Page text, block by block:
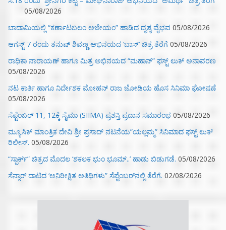
05/08/2026
ಬಾದಾಮಿಯಲ್ಲಿ “ಕರ್ಣಾಟಬಲಂ ಅಜೇಯಂ” ಹಾಡಿದ ದೃಶ್ಯ ವೈಭವ 05/08/2026
ಆಗಸ್ಟ್ 7 ರಂದು ತನುಷ್ ಶಿವಣ್ಣ ಅಭಿನಯದ ‘ಬಾಸ್’ ಚಿತ್ರ ತೆರೆಗೆ 05/08/2026
ರಾಧಿಕಾ ನಾರಾಯಣ್ ಹಾಗೂ ಮಿತ್ರ ಅಭಿನಯದ “ಮಹಾನ್” ಫಸ್ಟ್ ಲುಕ್ ಅನಾವರಣ
05/08/2026
ನಟ ಕಾರ್ತಿ ಹಾಗೂ ನಿರ್ದೇಶಕ ಮೋಹನ್ ರಾಜ ಜೋಡಿಯ ಹೊಸ ಸಿನಿಮಾ ಘೋಷಣೆ
05/08/2026
ಸೆಪ್ಟೆಂಬರ್ 11, 12ಕ್ಕೆ ಸೈಮಾ (SIIMA) ಪ್ರಶಸ್ತಿ ಪ್ರದಾನ ಸಮಾರಂಭ 05/08/2026
ಮ್ಯೂಸಿಕ್‌ ಮಾಂತ್ರಿಕ ದೇವಿ ಶ್ರೀ ಪ್ರಸಾದ್ ನಟನೆಯ”ಯಲ್ಲಮ್ಮ” ಸಿನಿಮಾದ ಫಸ್ಟ್‌ ಲುಕ್‌
ರಿಲೀಸ್. 05/08/2026
“ಸ್ಪಾರ್ಕ್” ಚಿತ್ರದ ಮೊದಲ‌ ‘ಶಕಲಕ ಭುಂ‌ ಭೂಮ್..’ ಹಾಡು ಬಿಡುಗಡೆ. 05/08/2026
ಸೆನ್ಸಾರ್ ದಾಟಿದ ‘ಅನಿರೀಕ್ಷಿತ ಅತಿಥಿಗಳು” ಸೆಪ್ಟೆಂಬರ್‌ನಲ್ಲಿ ತೆರೆಗೆ. 02/08/2026